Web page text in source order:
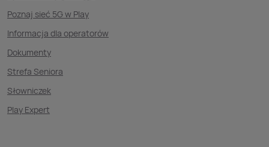
Poznaj sieć 5G w Play
Informacja dla operatorów
Dokumenty
Strefa Seniora
Słowniczek
Play Expert